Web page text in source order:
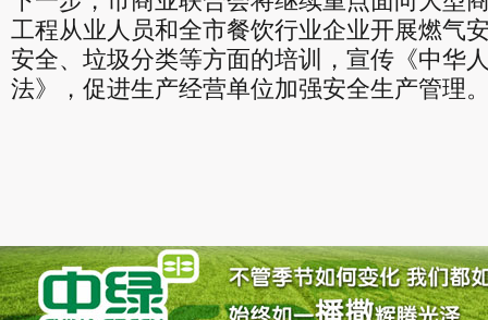
工程从业人员和全市餐饮行业企业开展燃气
安全、垃圾分类等方面的培训，宣传《中华
法》，促进生产经营单位加强安全生产管理